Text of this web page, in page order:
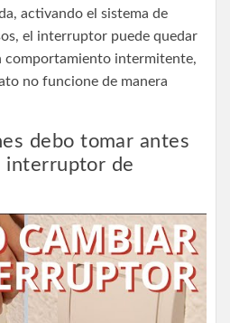
activando el sistema de
el interruptor puede quedar
comportamiento intermitente,
no funcione de manera
debo tomar antes
interruptor de